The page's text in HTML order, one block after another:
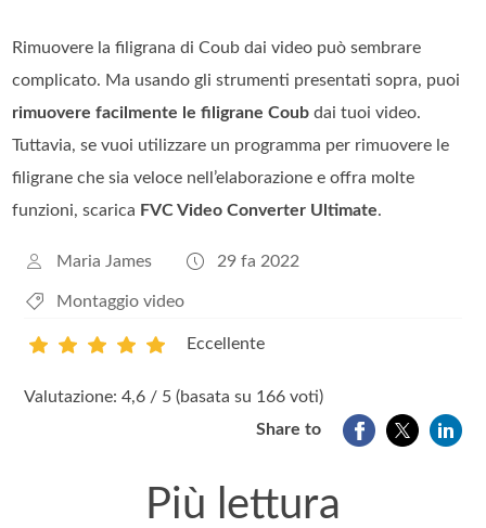
Rimuovere la filigrana di Coub dai video può sembrare
complicato. Ma usando gli strumenti presentati sopra, puoi
rimuovere facilmente le filigrane Coub dai tuoi video.
Tuttavia, se vuoi utilizzare un programma per rimuovere le
filigrane che sia veloce nell’elaborazione e offra molte
funzioni, scarica FVC Video Converter Ultimate.
Maria James 29 fa 2022
Montaggio video
Eccellente
Valutazione: 4,6 / 5 (basata su 166 voti)
Share to
Più lettura